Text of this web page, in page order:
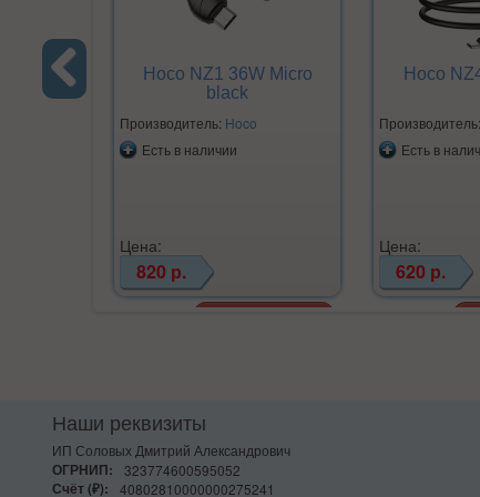
Hoco NZ1 36W Micro
black
Производитель: Hoco
Есть в наличии
Цена:
820 р.
Hoco
Производитель:
Есть в
Цена:
620 р.
Наши реквизиты
ИП Соловых Дмитрий Александрович
ОГРНИП:
323774600595052
Счёт (₽):
40802810000000275241